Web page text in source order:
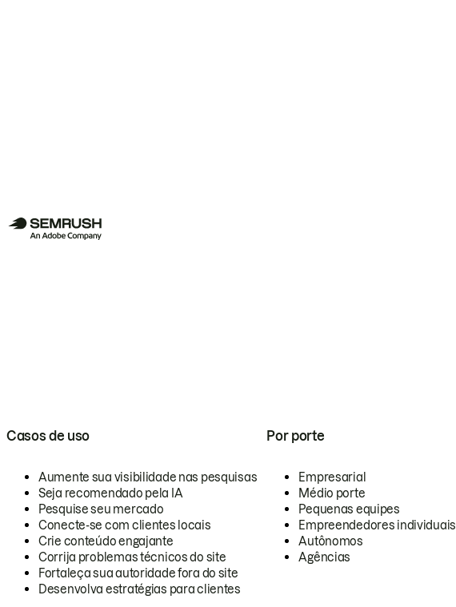
Casos de uso
Aumente sua visibilidade nas pesquisas
Seja recomendado pela IA
Pesquise seu mercado
Conecte-se com clientes locais
Crie conteúdo engajante
Corrija problemas técnicos do site
Fortaleça sua autoridade fora do site
Desenvolva estratégias para clientes
Por porte
Empresarial
Médio porte
Pequenas equipes
Empreendedores individuais
Autônomos
Agências